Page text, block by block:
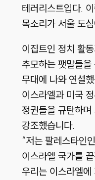
테러리스트입다.
목소리가 서울 도
이집트인 정치 활
추모하는 팻말들을
무대에 나와 연설
이스라엘과 미국
정권들을 규탄하
강조했습니다.
“저는 팔레스타인
이스라엘 국가를
우리는 이스라엘